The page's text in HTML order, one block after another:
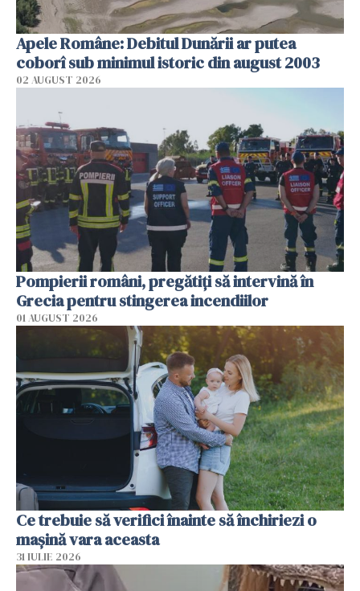
Apele Române: Debitul Dunării ar putea
coborî sub minimul istoric din august 2003
02 AUGUST 2026
Pompierii români, pregătiţi să intervină în
Grecia pentru stingerea incendiilor
01 AUGUST 2026
Ce trebuie să verifici înainte să închiriezi o
mașină vara aceasta
31 IULIE 2026